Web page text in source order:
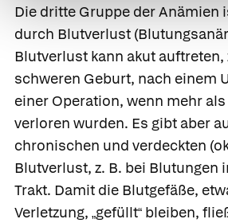
Die dritte Gruppe der Anämien
durch Blutverlust
Blutverlust kann akut auftreten,
schweren Geburt, nach einem
einer Operation, wenn mehr
verloren wurden. Es gibt aber
chronischen und verdeckten
Blutverlust, z. B. bei Blutungen
Trakt. Damit die Blutgefäße,
Verletzung, „gefüllt“ bleiben,